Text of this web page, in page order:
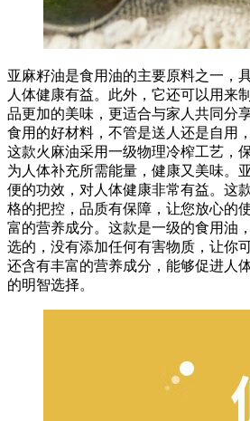
亚麻籽油是食用油的主要原料之一，
人体健康有益。此外，它还可以用来
品更加的美味，更适合与家人共同分
食用的好材料，不管是送人还是自用
这款火麻油采用一级物理冷榨工艺，
为人体补充所需能量，健康又美味。
便的功效，对人体健康非常有益。这
格的把控，品质有保障，让您放心的
富的营养成分。这款是一级的食用油
选的，没有添加任何有害物质，让你
还含有丰富的营养成分，能够促进人
的明智选择。